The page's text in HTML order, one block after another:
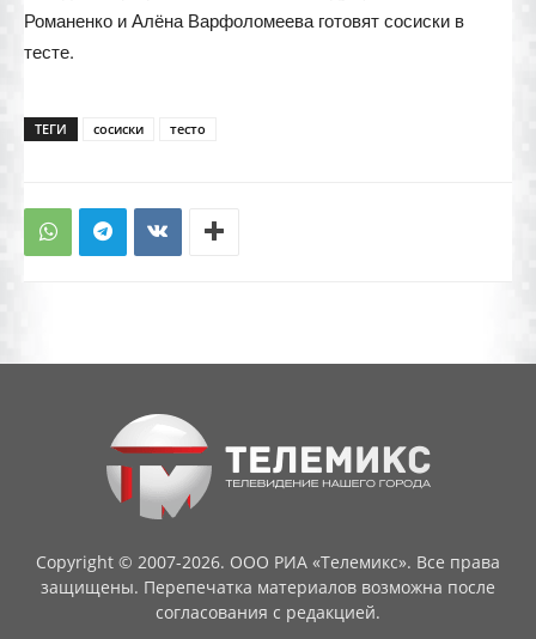
Романенко и Алёна Варфоломеева готовят сосиски в
тесте.
ТЕГИ сосиски тесто
Copyright © 2007-2026. ООО РИА «Телемикс». Все права
защищены. Перепечатка материалов возможна после
согласования с редакцией.